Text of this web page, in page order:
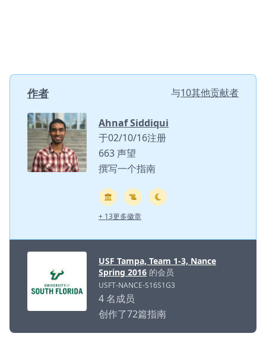
作者 与10其他贡献者
Ahnaf Siddiqui
于02/10/16注册
663 声望
撰写一个指南
+ 13更多徽章
USF Tampa, Team 1-3, Nance
Spring 2016 的会员
USFT-NANCE-S16S1G3
4 名成员
创作了72篇指南